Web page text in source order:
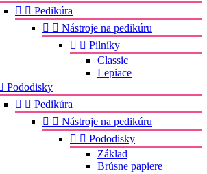
  Pedikúra
  Nástroje na pedikúru
  Pilníky
Classic
Lepiace
Pododisky
  Pedikúra
  Nástroje na pedikúru
  Pododisky
Základ
Brúsne papiere